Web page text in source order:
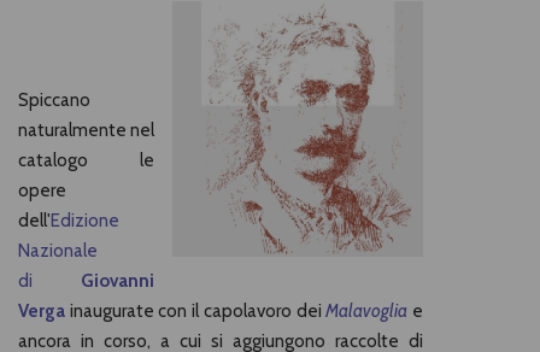
Spiccano
naturalmente nel
catalogo le
opere
dell'Edizione
Nazionale
di Giovanni
Verga inaugurate con il capolavoro deiMalavoglia e
ancora in corso, a cui si aggiungono raccolte di